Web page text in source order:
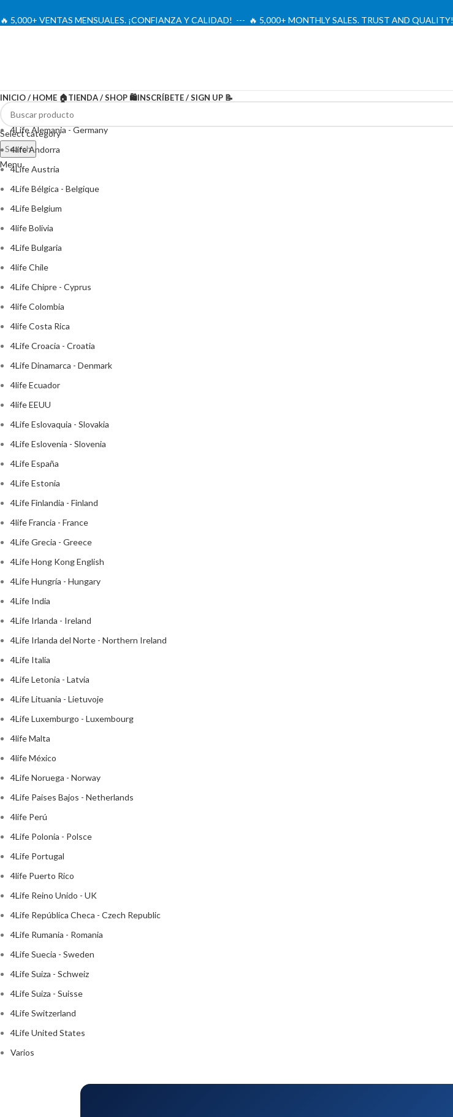
🔥 5,000+ VENTAS MENSUALES. ¡CONFIANZA Y CALIDAD! --- 🔥 5,000+ MONTHLY SALES. TRUST AND QUALITY!
Select category
Search
Menu
INICIO / HOME 🏠TIENDA / SHOP 🛍️INSCRÍBETE / SIGN UP 📝
4Life Alemania - Germany
4life Andorra
4Life Austria
4Life Bélgica - Belgique
4Life Belgium
4life Bolivia
4Life Bulgaria
4life Chile
4Life Chipre - Cyprus
4life Colombia
4life Costa Rica
4Life Croacia - Croatia
4Life Dinamarca - Denmark
4life Ecuador
4life EEUU
4Life Eslovaquia - Slovakia
4Life Eslovenia - Slovenia
4Life España
4Life Estonia
4Life Finlandia - Finland
4life Francia - France
4Life Grecia - Greece
4Life Hong Kong English
4Life Hungría - Hungary
4Life India
4Life Irlanda - Ireland
4Life Irlanda del Norte - Northern Ireland
4Life Italia
4Life Letonia - Latvia
4Life Lituania - Lietuvoje
4Life Luxemburgo - Luxembourg
4life Malta
4life México
4Life Noruega - Norway
4Life Paises Bajos - Netherlands
4life Perú
4Life Polonia - Polsce
4Life Portugal
4life Puerto Rico
4Life Reino Unido - UK
4Life República Checa - Czech Republic
4Life Rumania - Romania
4Life Suecia - Sweden
4Life Suiza - Schweiz
4Life Suiza - Suisse
4Life Switzerland
4Life United States
Varios